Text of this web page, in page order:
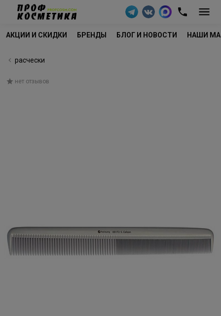
АКЦИИ И СКИДКИ БРЕНДЫ БЛОГ И НОВОСТИ НАШИ
расчески
нет отзывов